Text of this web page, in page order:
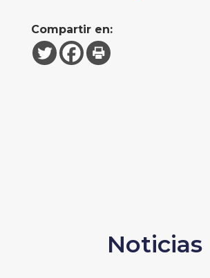
Compartir en:
Noticias